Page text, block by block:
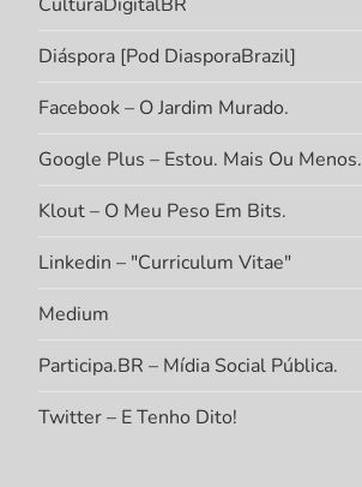
CulturaDigitalBR
Diáspora [Pod DiasporaBrazil]
Facebook – O Jardim Murado.
Google Plus – Estou. Mais Ou Menos.
Klout – O Meu Peso Em Bits.
Linkedin – "Curriculum Vitae"
Medium
Participa.BR – Mídia Social Pública.
Twitter – E Tenho Dito!